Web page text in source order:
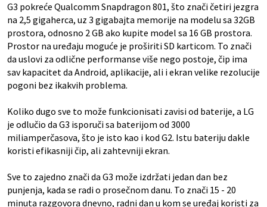
G3 pokreće Qualcomm Snapdragon 801, što znači četiri jezgra
na 2,5 gigaherca, uz 3 gigabajta memorije na modelu sa 32GB
prostora, odnosno 2 GB ako kupite model sa 16 GB prostora.
Prostor na uređaju moguće je proširiti SD karticom. To znači
da uslovi za odlične performanse više nego postoje, čip ima
sav kapacitet da Android, aplikacije, ali i ekran velike rezolucije
pogoni bez ikakvih problema.
Koliko dugo sve to može funkcionisati zavisi od baterije, a LG
je odlučio da G3 isporuči sa baterijom od 3000
miliamperčasova, što je isto kao i kod G2. Istu bateriju dakle
koristi efikasniji čip, ali zahtevniji ekran.
Sve to zajedno znači da G3 može izdržati jedan dan bez
punjenja, kada se radi o prosečnom danu. To znači 15 - 20
minuta razgovora dnevno, radni dan u kom se uređaj koristi za